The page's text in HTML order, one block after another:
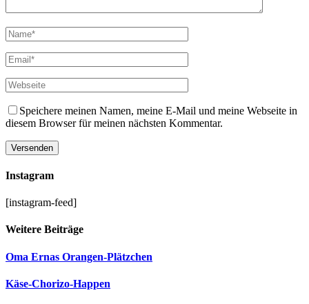
Speichere meinen Namen, meine E-Mail und meine Webseite in
diesem Browser für meinen nächsten Kommentar.
Instagram
[instagram-feed]
Weitere Beiträge
Oma Ernas Orangen-Plätzchen
Käse-Chorizo-Happen